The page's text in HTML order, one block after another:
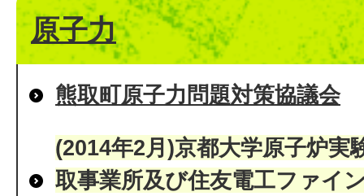
原子力
熊取町原子力問題対策協議会
(2014年2月)京都大学原子炉実
取事業所及び住友電工ファイ